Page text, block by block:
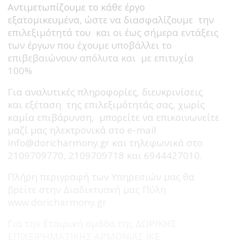
Αντιμετωπίζουμε το κάθε έργο
εξατομικευμένα, ώστε να διασφαλίζουμε την
επιλεξιμότητά του και οι έως σήμερα εντάξεις
των έργων που έχουμε υποβάλλει το
επιβεβαιώνουν απόλυτα και με επιτυχία
100%
Για αναλυτικές πληροφορίες, διευκρινίσεις
και εξέταση της επιλεξιμότητάς σας, χωρίς
καμία επιβάρυνση, μπορείτε να επικοινωνείτε
μαζί μας ηλεκτρονικά στο e-mail
info@doricharmony.gr και τηλεφωνικά στο
2109709770, 2109709718 και 6944427010.
Πλήρη περιγραφή των Υπηρεσιών μας θα